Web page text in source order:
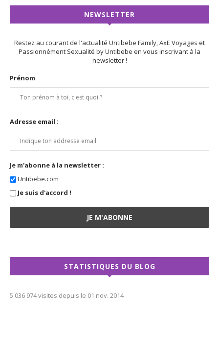
NEWSLETTER
Restez au courant de l'actualité Untibebe Family, AxE Voyages et
Passionnément Sexualité by Untibebe en vous inscrivant à la
newsletter !
Prénom
Adresse email :
Je m'abonne à la newsletter :
Untibebe.com
Je suis d'accord !
STATISTIQUES DU BLOG
5 036 974 visites depuis le 01 nov. 2014